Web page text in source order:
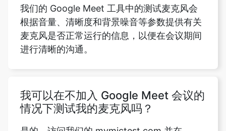
我们的 Google Meet 工具中的测试麦克风会
根据音量、清晰度和背景噪音等参数提供有关
麦克风是否正常运行的信息，以便在会议期间
进行清晰的沟通。
我可以在不加入 Google Meet 会议的
情况下测试我的麦克风吗？